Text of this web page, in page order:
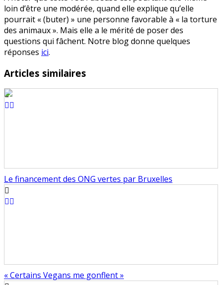
loin d’être une modérée, quand elle explique qu’elle
pourrait « (buter) » une personne favorable à « la torture
des animaux ». Mais elle a le mérité de poser des
questions qui fâchent. Notre blog donne quelques
réponses ici.
Articles similaires
Le financement des ONG vertes par Bruxelles
« Certains Vegans me gonflent »